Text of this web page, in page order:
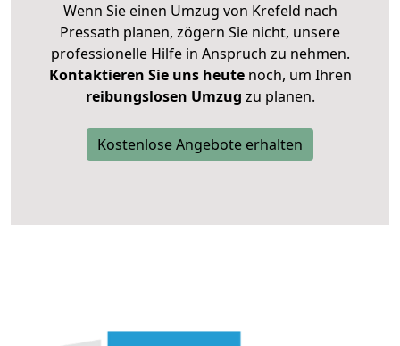
Wenn Sie einen Umzug von Krefeld nach
Pressath planen, zögern Sie nicht, unsere
professionelle Hilfe in Anspruch zu nehmen.
Kontaktieren Sie uns heutenoch, um Ihren
reibungslosen Umzug zu planen.
Kostenlose Angebote erhalten